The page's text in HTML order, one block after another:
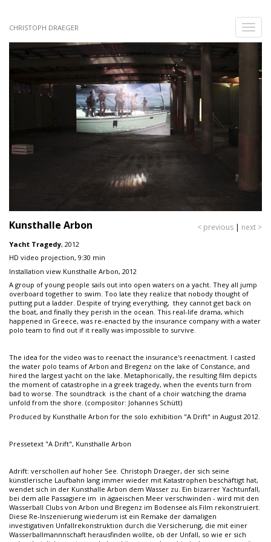
content
CHRISTOPH DRAEGER
Toggle
Kunsthalle Arbon < previous | next >
Yacht Tragedy, 2012
HD video projection, 9:30 min
Installation view Kunsthalle Arbon, 2012
A group of young people sails out into open waters on a yacht. They all jump
overboard together to swim. Too late they realize that nobody thought of
putting put a ladder. Despite of trying everything, they cannot get back on
the boat, and finally they perish in the ocean. This real-life drama, which
happened in Greece, was re-enacted by the insurance company with a water
polo team to find out if it really was impossible to survive.
The idea for the video was to reenact the insurance's reenactment. I casted
the water polo teams of Arbon and Bregenz on the lake of Constance, and
hired the largest yacht on the lake. Metaphorically, the resulting film depicts
the moment of catastrophe in a greek tragedy, when the events turn from
bad to worse. The soundtrack is the chant of a choir watching the drama
unfold from the shore. (compositor: Johannes Schütt)
Produced by Kunsthalle Arbon for the solo exhibition "A Drift" in August 2012.
Pressetext "A Drift", Kunsthalle Arbon
Adrift: verschollen auf hoher See. Christoph Draeger, der sich seine
künstlerische Laufbahn lang immer wieder mit Katastrophen beschäftigt hat,
wendet sich in der Kunsthalle Arbon dem Wasser zu. Ein bizarrer Yachtunfall,
bei dem alle Passagiere im in ägaeischen Meer verschwinden - wird mit den
Wasserball Clubs von Arbon und Bregenz im Bodensee als Film rekonstruiert.
Diese Re-Inszenierung wiederum ist ein Remake der damaligen
investigativen Unfallrekonstruktion durch die Versicherung, die mit einer
Wasserballmannnschaft herausfinden wollte, ob der Unfall, so wie er sich